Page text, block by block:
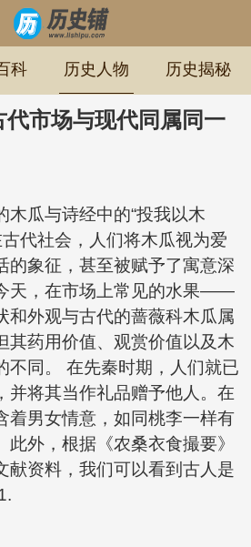
科 历史人物 历史揭秘
市场与现代同属同一
木瓜与诗经中的“投我以木
代社会，人们将木瓜视为爱
的象征，甚至被赋予了寓意深
天，在市场上常见的水果——
和外观与古代的蔷薇科木瓜属
其药用价值、观赏价值以及木
不同。 在先秦时期，人们就已
并将其当作礼品赠予他人。在
着男女情意，如同桃李一样有
外，根据《农桑衣食撮要》
献资料，我们可以看到古人是